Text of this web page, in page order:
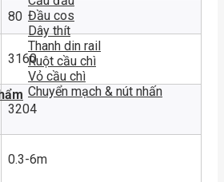
Đầu cos
Dây thít
Thanh din rail
Ruột cầu chì
Vỏ cầu chì
Chuyển mạch & nút nhấn
80
3160
3204
0.3-6m